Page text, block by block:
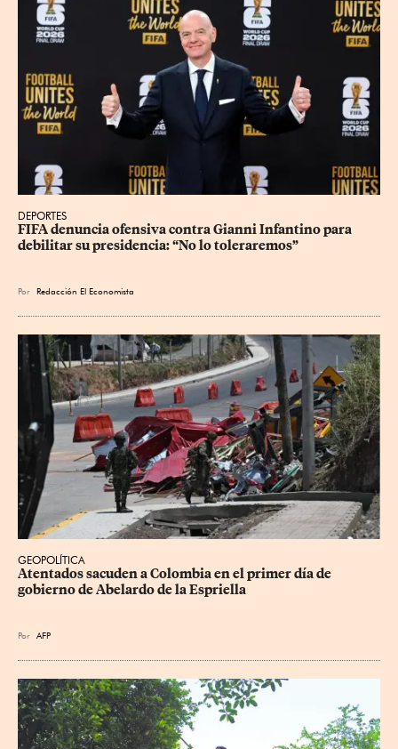
DEPORTES
FIFA denuncia ofensiva contra Gianni Infantino para
debilitar su presidencia: “No lo toleraremos”
Por Redacción El Economista
GEOPOLÍTICA
Atentados sacuden a Colombia en el primer día de
gobierno de Abelardo de la Espriella
Por AFP